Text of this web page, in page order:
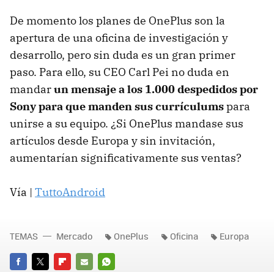
De momento los planes de OnePlus son la
apertura de una oficina de investigación y
desarrollo, pero sin duda es un gran primer
paso. Para ello, su CEO Carl Pei no duda en
mandarun mensaje a los 1.000 despedidos por
Sony para que manden sus currículumspara
unirse a su equipo. ¿Si OnePlus mandase sus
artículos desde Europa y sin invitación,
aumentarían significativamente sus ventas?
Vía | TuttoAndroid
TEMAS Mercado OnePlus Oficina Europa